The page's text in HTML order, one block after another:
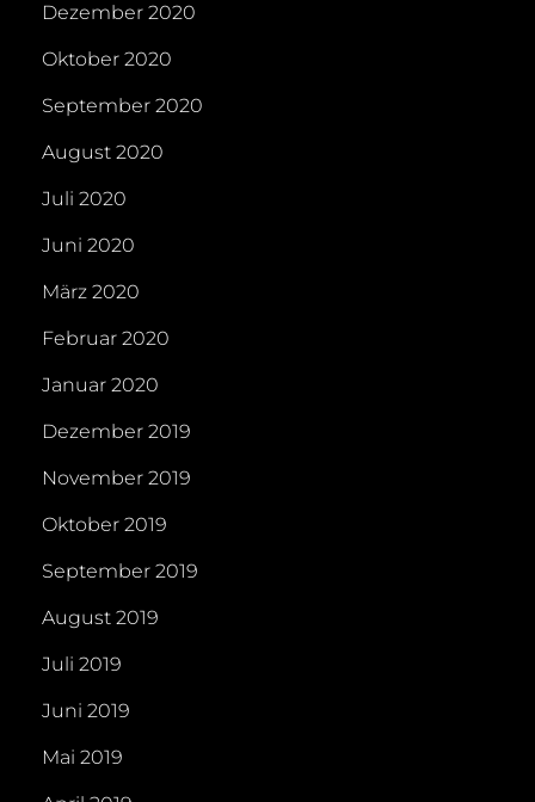
Dezember 2020
Oktober 2020
September 2020
August 2020
Juli 2020
Juni 2020
März 2020
Februar 2020
Januar 2020
Dezember 2019
November 2019
Oktober 2019
September 2019
August 2019
Juli 2019
Juni 2019
Mai 2019